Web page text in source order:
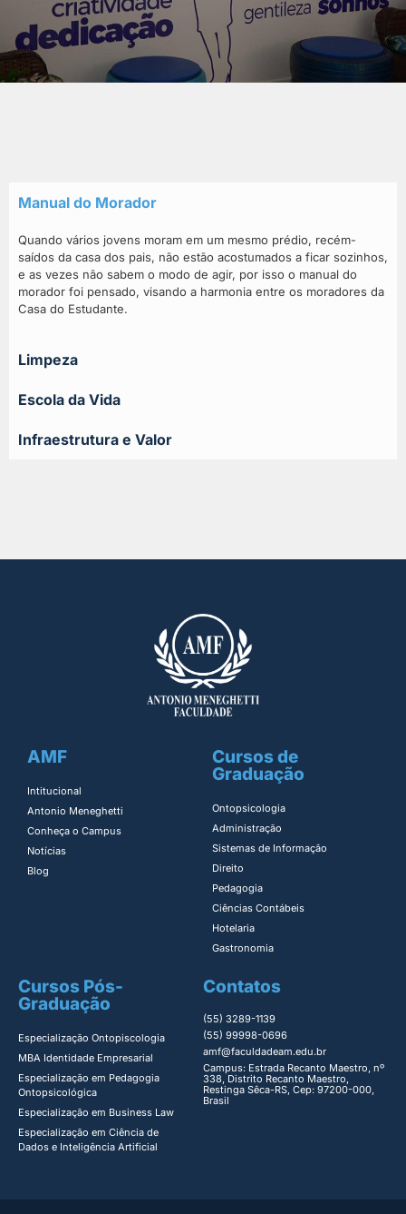
Manual do Morador
Quando vários jovens moram em um mesmo prédio, recém-
saídos da casa dos pais, não estão acostumados a ficar sozinhos,
e as vezes não sabem o modo de agir, por isso o manual do
morador foi pensado, visando a harmonia entre os moradores da
Casa do Estudante.
Limpeza
Escola da Vida
Infraestrutura e Valor
AMF
Intitucional
Antonio Meneghetti
Conheça o Campus
Notícias
Blog
Cursos de
Graduação
Ontopsicologia ​
Administração​
Sistemas de Informação​
Direito​
Pedagogia
Ciências Contábeis
Hotelaria
Gastronomia
Cursos Pós-
Graduação
Especialização Ontopiscologia ​
MBA Identidade Empresarial​
Especialização em Pedagogia
Ontopsicológica​
Especialização em Business Law
Especialização em Ciência de
Dados e Inteligência Artificial
Contatos
(55) 3289-1139
(55) 99998-0696
amf@faculdadeam.edu.br
Campus: Estrada Recanto Maestro, nº
338, Distrito Recanto Maestro,
Restinga Sêca-RS, Cep: 97200-000,
Brasil